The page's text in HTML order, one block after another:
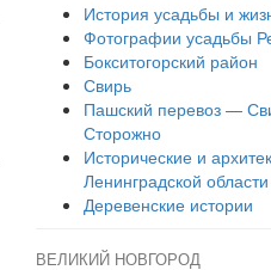
История усадьбы и
Фотографии усадьбы
Бокситогорский район
Свирь
Пашский перевоз —
Сторожно
Исторические и
Ленинградской области
Деревенские истории
ВЕЛИКИЙ НОВГОРОД